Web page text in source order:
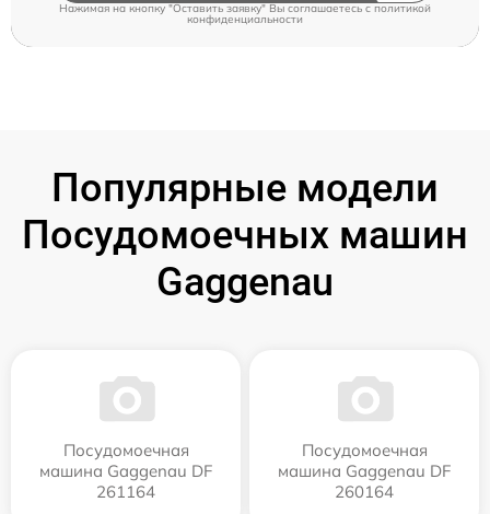
Нажимая на кнопку "Оставить заявку" Вы соглашаетесь c политикой
конфиденциальности
Популярные модели
Посудомоечных машин
Gaggenau
Посудомоечная
машина Gaggenau DF
261164
Посудомоечная
машина Gaggenau DF
260164